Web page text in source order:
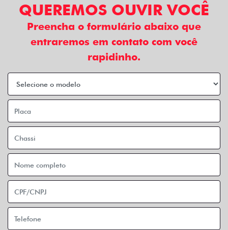
QUEREMOS OUVIR VOCÊ
Preencha o formulário abaixo que
entraremos em contato com você
rapidinho.